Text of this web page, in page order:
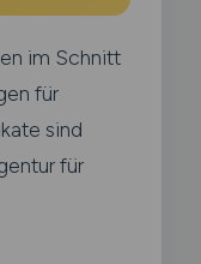
im Schnitt
für
sind
für